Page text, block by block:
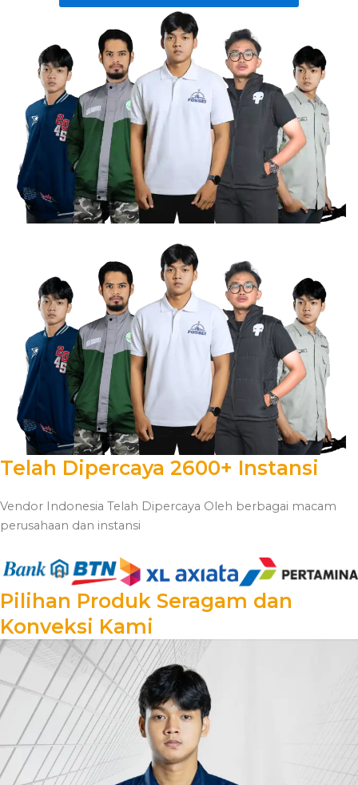
Telah Dipercaya 2600+ Instansi
Vendor Indonesia Telah Dipercaya Oleh berbagai macam
perusahaan dan instansi
Pilihan Produk Seragam dan
Konveksi Kami